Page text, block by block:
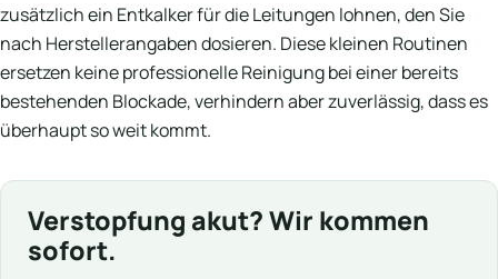
zusätzlich ein Entkalker für die Leitungen lohnen, den Sie
nach Herstellerangaben dosieren. Diese kleinen Routinen
ersetzen keine professionelle Reinigung bei einer bereits
bestehenden Blockade, verhindern aber zuverlässig, dass es
überhaupt so weit kommt.
Verstopfung akut? Wir kommen
sofort.